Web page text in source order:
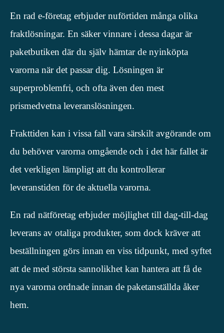
En rad e-företag erbjuder nuförtiden många olika
fraktlösningar. En säker vinnare i dessa dagar är
paketbutiken där du själv hämtar de nyinköpta
varorna när det passar dig. Lösningen är
superproblemfri, och ofta även den mest
prismedvetna leveranslösningen.
Frakttiden kan i vissa fall vara särskilt avgörande om
du behöver varorna omgående och i det här fallet är
det verkligen lämpligt att du kontrollerar
leveranstiden för de aktuella varorna.
En rad nätföretag erbjuder möjlighet till dag-till-dag
leverans av otaliga produkter, som dock kräver att
beställningen görs innan en viss tidpunkt, med syftet
att de med största sannolikhet kan hantera att få de
nya varorna ordnade innan de paketanställda åker
hem.